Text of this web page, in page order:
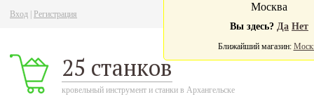
Вход Регистрация
25 станков
кровельный инструмент и станки в Архангельске
Москва
Вы здесь? Да Нет
Ближайший магазин: